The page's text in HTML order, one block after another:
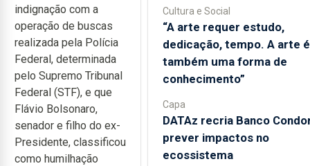
indignação com a
operação de buscas
realizada pela Polícia
Federal, determinada
pelo Supremo Tribunal
Federal (STF), e que
Flávio Bolsonaro,
senador e filho do ex-
Presidente, classificou
como humilhação
Cultura e Social
“A arte requer estudo,
dedicação, tempo. A arte é
também uma forma de
conhecimento”
Capa
DATAz recria Banco
prever impactos no
ecossistema